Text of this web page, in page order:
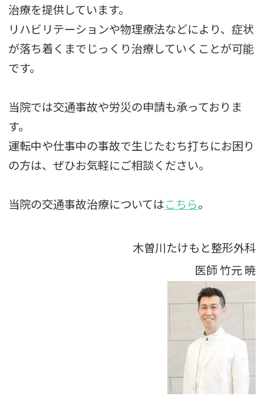
治療を提供しています。
リハビリテーションや物理療法などにより、症状
が落ち着くまでじっくり治療していくことが可能
です。
当院では交通事故や労災の申請も承っておりま
す。
運転中や仕事中の事故で生じたむち打ちにお困り
の方は、ぜひお気軽にご相談ください。
当院の交通事故治療についてはこちら。
木曽川たけもと整形外科
医師竹元 暁